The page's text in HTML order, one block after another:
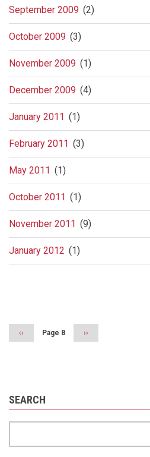
September 2009 (2)
October 2009 (3)
November 2009 (1)
December 2009 (4)
January 2011 (1)
February 2011 (3)
May 2011 (1)
October 2011 (1)
November 2011 (9)
January 2012 (1)
Previous
page
‹‹ Page 8
Next
page
››
SEARCH